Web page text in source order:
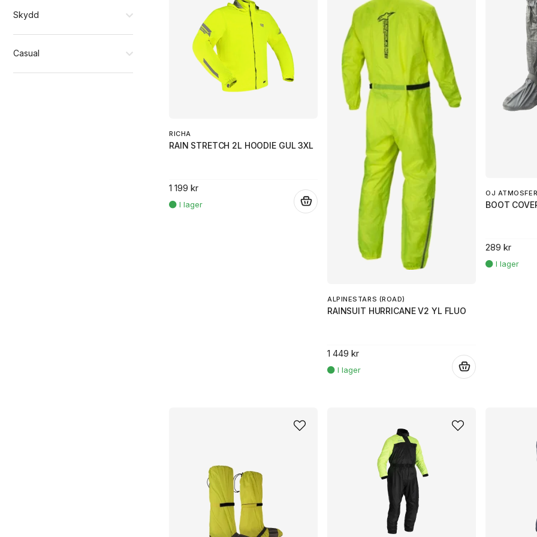
Skydd
Casual
RICHA
RAIN STRETCH 2L HOODIE GUL 3XL
1 199 kr
ALPINESTARS (ROAD)
RAINSUIT HURRICANE V2 YL FLUO
1 449 kr
OJ
BOOT
289 kr